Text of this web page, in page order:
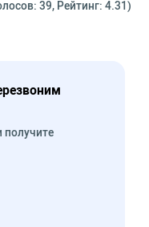
39, Рейтинг: 4.31)
получите